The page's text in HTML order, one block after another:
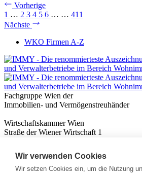
Vorherige
1 … 2 3 4 5 6 … … 411
Nächste
WKO Firmen A-Z
Fachgruppe Wien der
Immobilien- und Vermögenstreuhänder
Wirtschaftskammer Wien
Straße der Wiener Wirtschaft 1
Nützliches
Immobilienwissen
Wir verwenden Cookies
Wir setzen Cookies ein, um die Nutzung